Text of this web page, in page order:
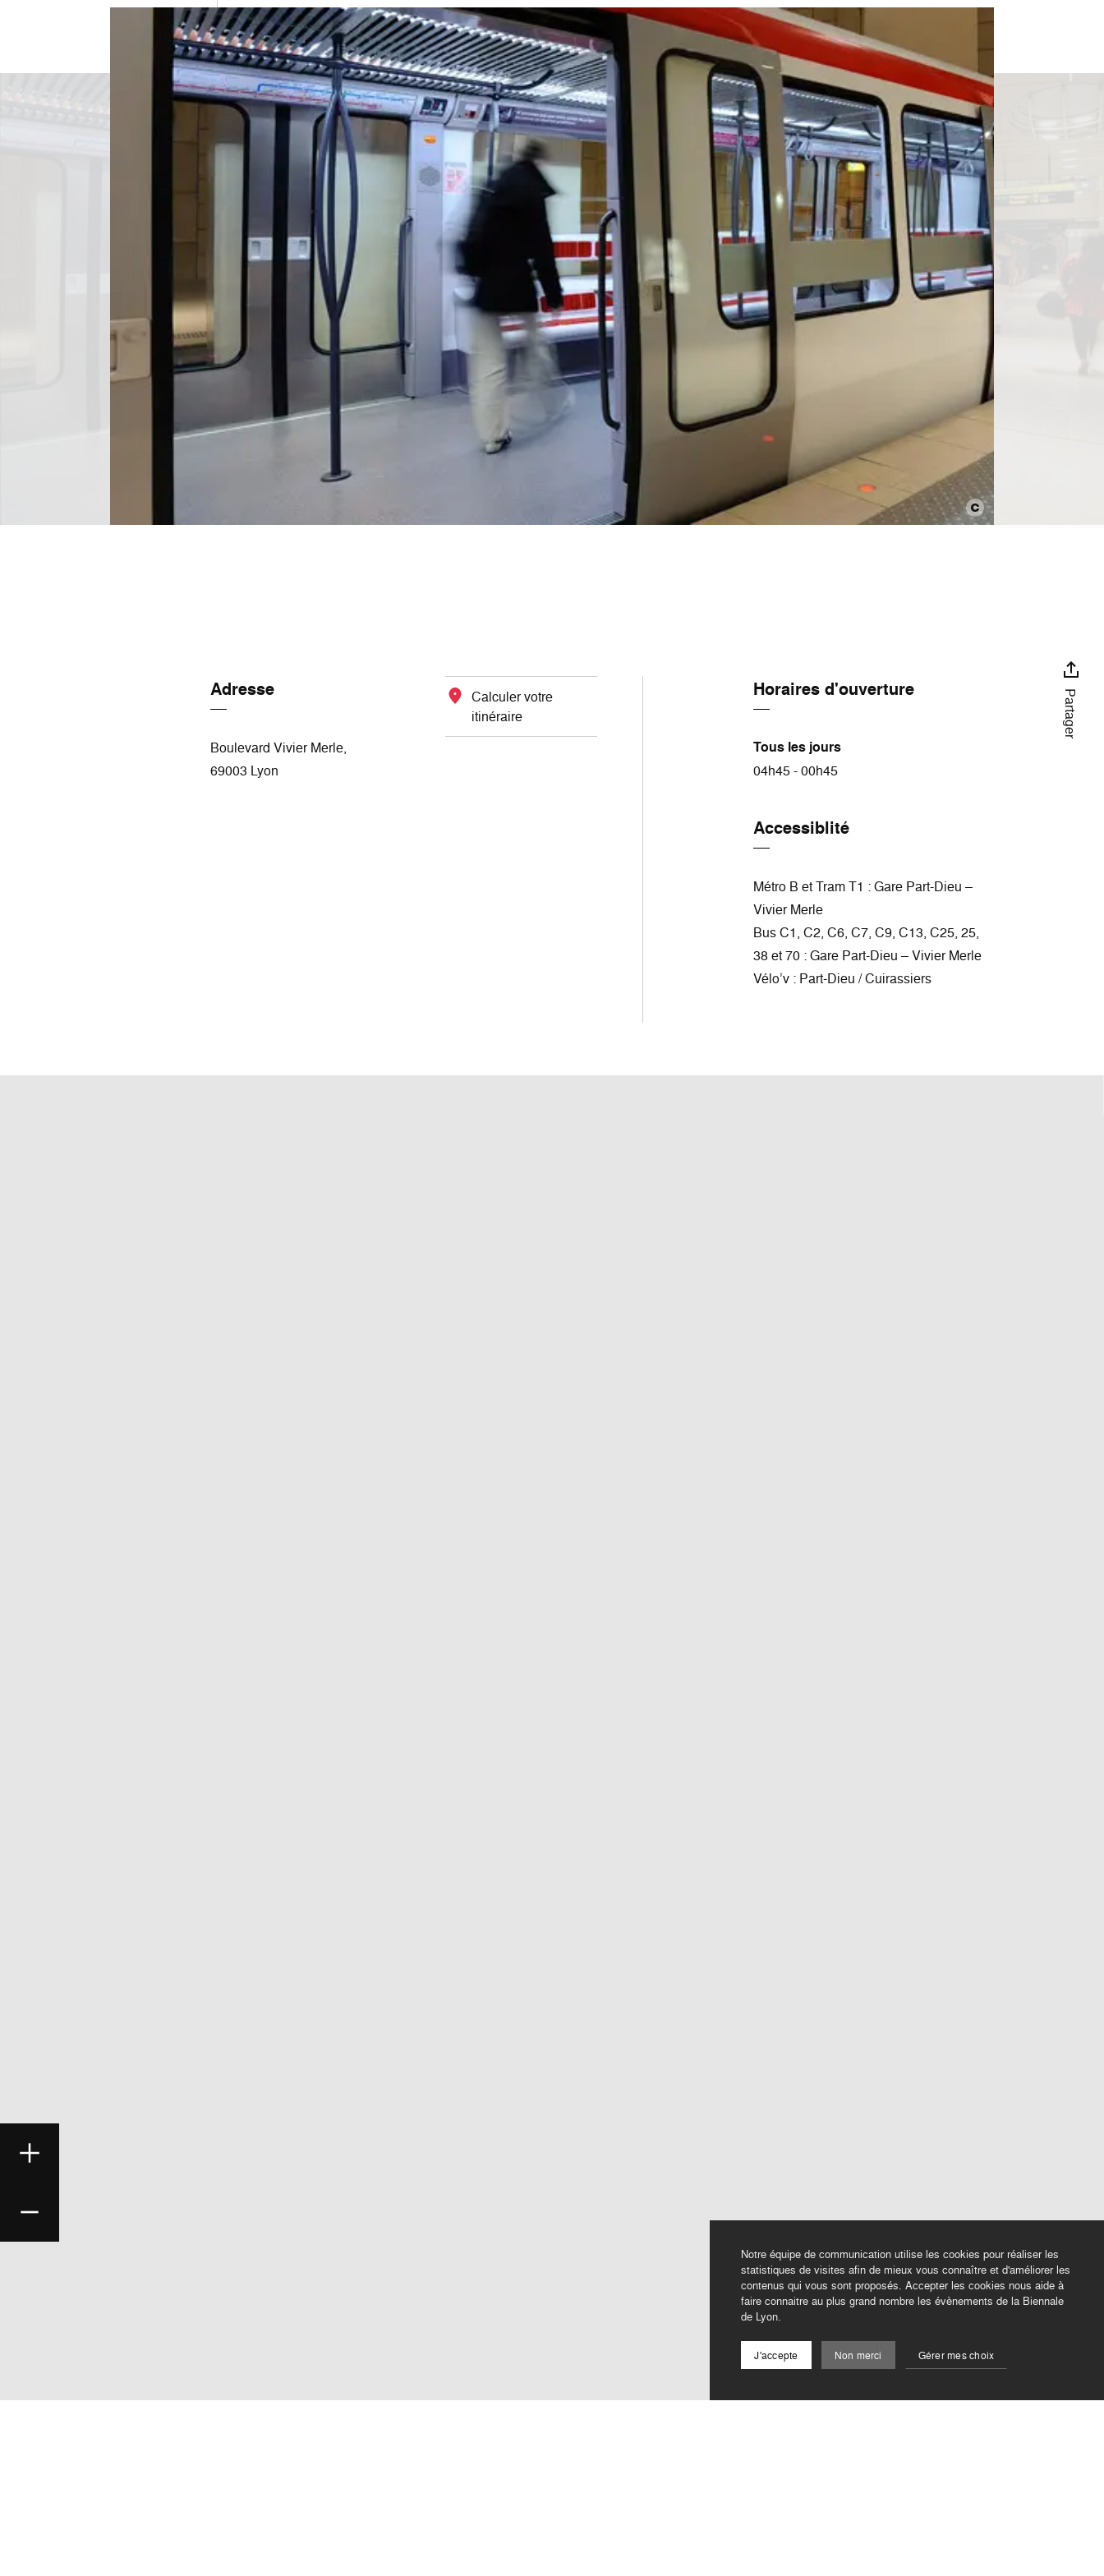
Notre équipe de communication utilise les cookies pour réaliser les
statistiques de visites afin de mieux vous connaître et d'améliorer les
contenus qui vous sont proposés. Accepter les cookies nous aide à
faire connaitre au plus grand nombre les évènements de la Biennale
de Lyon.
J'accepte Non merci Gérer mes choix
Partager
Adresse
Boulevard Vivier Merle,
69003 Lyon
Calculer votre
itinéraire
Horaires d'ouverture
Tous les jours
04h45 - 00h45
Accessiblité
Métro B et Tram T1 : Gare Part-Dieu –
Vivier Merle
Bus C1, C2, C6, C7, C9, C13, C25, 25,
38 et 70 : Gare Part-Dieu – Vivier Merle
Vélo’v : Part-Dieu / Cuirassiers